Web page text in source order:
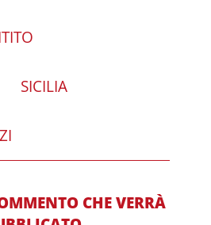
SICILIA
CHE VERRÀ